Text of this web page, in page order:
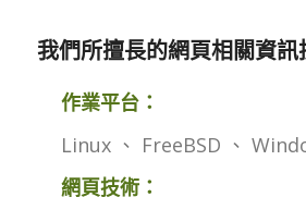
我們所擅長的網頁相關資訊
作業平台：
Linux 、 FreeBSD 、
網頁技術：